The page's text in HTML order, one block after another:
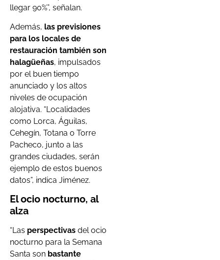
llegar 90%”, señalan.
Además, las previsiones
para los locales de
restauración también son
halagüeñas, impulsados
por el buen tiempo
anunciado y los altos
niveles de ocupación
alojativa. “Localidades
como Lorca, Águilas,
Cehegín, Totana o Torre
Pacheco, junto a las
grandes ciudades, serán
ejemplo de estos buenos
datos”, indica Jiménez.
El ocio nocturno, al
alza
“Las perspectivas del ocio
nocturno para la Semana
Santa son bastante